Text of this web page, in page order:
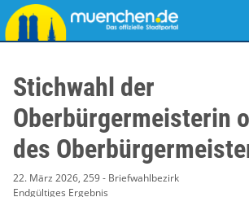
Stichwahl der
Oberbürgermeisterin
des
22. März 2026, 259 - Briefwahlbezirk
Endgültiges Ergebnis